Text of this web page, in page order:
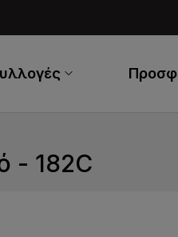
- 182C